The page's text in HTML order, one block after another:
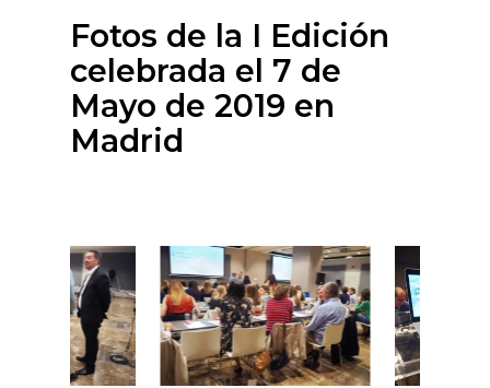
Fotos de la I Edición
celebrada el 7 de
Mayo de 2019 en
Madrid